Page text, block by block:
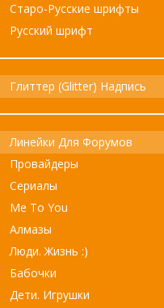
Старо-Русские шрифты
Русский шрифт
Глиттер (Glitter) Надпись
Линейки Для Форумов
Провайдеры
Сериалы
Me To You
Алмазы
Люди. Жизнь :)
Бабочки
Дети. Игрушки